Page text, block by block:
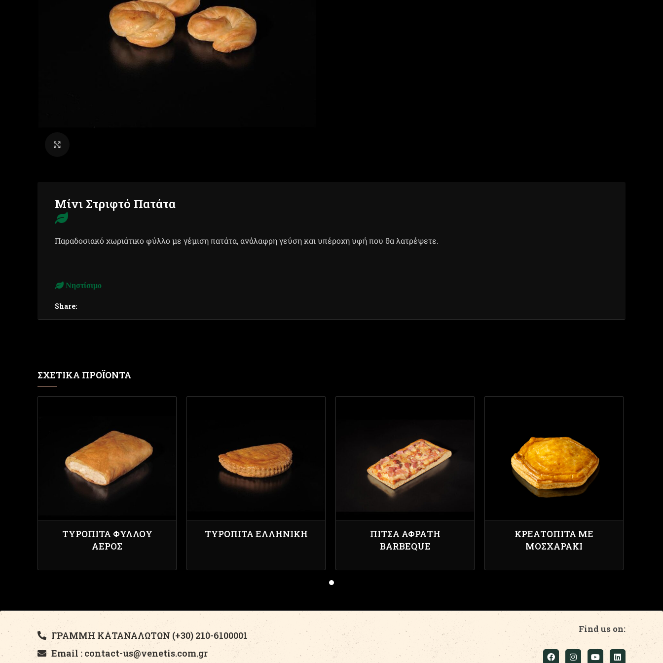
Μίνι Στριφτό Πατάτα
Παραδοσιακό χωριάτικο φύλλο με γέμιση πατάτα, ανάλαφρη γεύση και υπέροχη υφή που θα λατρέψετε.
Νηστίσιμο
Share:
ΣΧΕΤΙΚΆ ΠΡΟΪΌΝΤΑ
ΤΥΡΌΠΙΤΑ ΦΎΛΛΟΥ
ΑΈΡΟΣ
ΤΥΡΌΠΙΤΑ ΕΛΛΗΝΙΚΉ
ΠΊΤΣΑ ΑΦΡΆΤΗ
BARBEQUE
ΚΡΕΑΤΌΠΙΤΑ ΜΕ
ΜΟΣΧΑΡΆΚΙ
ΓΡΑΜΜΗ ΚΑΤΑΝΑΛΩΤΩΝ (+30) 210-6100001
Email : contact-us@venetis.com.gr
Find us on: